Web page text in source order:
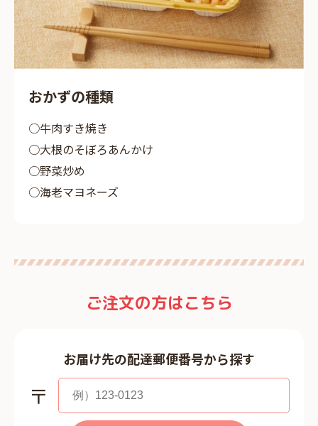
おかずの種類
牛肉すき焼き
大根のそぼろあんかけ
野菜炒め
海老マヨネーズ
ご注文の方はこちら
お届け先の配達郵便番号から探す
〒